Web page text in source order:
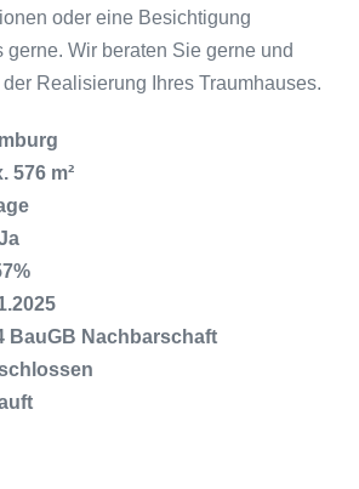
oder eine Besichtigung
gerne. Wir beraten Sie gerne und
Realisierung Ihres Traumhauses.
576 m²
BauGB Nachbarschaft